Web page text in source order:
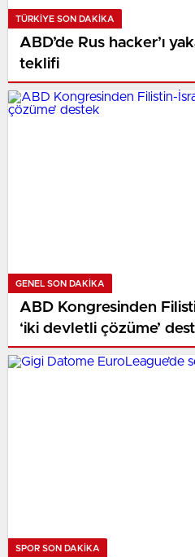
TÜRKIYE SON DAKİKA
ABD’de Rus hacker’ı
teklifi
GENEL SON DAKİKA
ABD Kongresinden
‘iki devletli çözüme’
SPOR SON DAKİKA